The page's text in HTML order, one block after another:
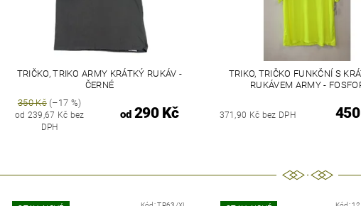
TRIČKO, TRIKO ARMY KRÁTKÝ RUKÁV -
ČERNÉ
350 Kč(–17 %)
od 239,67 Kč bez
DPH
od290 Kč
TRIKO, TRIČKO FUNKČNÍ S
RUKÁVEM ARMY -
371,90 Kč bez DPH